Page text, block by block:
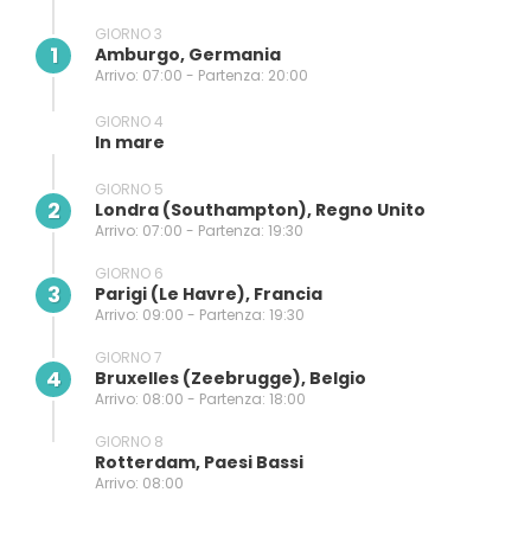
1
GIORNO 3
Amburgo, Germania
Arrivo: 07:00 - Partenza: 20:00
GIORNO 4
In mare
2
GIORNO 5
Londra (southampton), Regno Unito
Arrivo: 07:00 - Partenza: 19:30
3
GIORNO 6
Parigi (le Havre), Francia
Arrivo: 09:00 - Partenza: 19:30
4
GIORNO 7
Bruxelles (zeebrugge), Belgio
Arrivo: 08:00 - Partenza: 18:00
GIORNO 8
Rotterdam, Paesi Bassi
Arrivo: 08:00